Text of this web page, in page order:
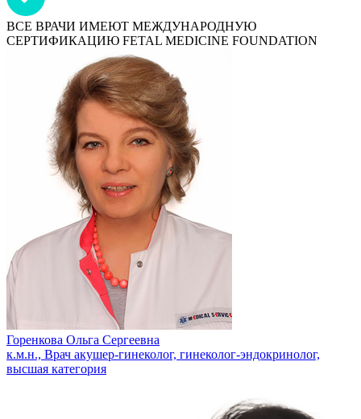
ВСЕ ВРАЧИ ИМЕЮТ МЕЖДУНАРОДНУЮ
СЕРТИФИКАЦИЮ FETAL MEDICINE FOUNDATION
Горенкова Ольга Сергеевна
к.м.н., Врач акушер-гинеколог, гинеколог-эндокринолог,
высшая категория